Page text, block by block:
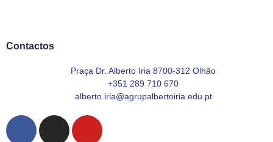
Contactos
Praça Dr. Alberto Iria 8700-312 Olhão
+351 289 710 670
alberto.iria@agrupalbertoiria.edu.pt